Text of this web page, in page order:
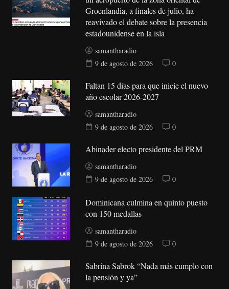
Groenlandia, a finales de julio, ha
reavivado el debate sobre la presencia
estadounidense en la isla
samantharadio
9 de agosto de 2026
0
Faltan 15 días para que inicie el nuevo
año escolar 2026-2027
samantharadio
9 de agosto de 2026
0
Abinader electo presidente del PRM
samantharadio
9 de agosto de 2026
0
Dominicana culmina en quinto puesto
con 150 medallas
samantharadio
9 de agosto de 2026
0
Sabrina Sabrok “Nada más cumplo con
la pensión y ya”